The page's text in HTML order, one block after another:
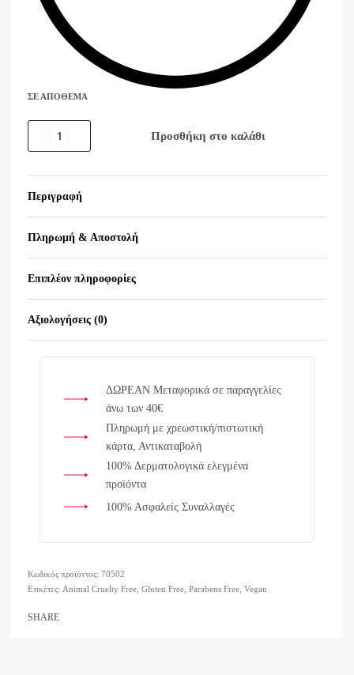
ΣΕ ΑΠΌΘΕΜΑ
Προσθήκη στο καλάθι
Περιγραφή
Πληρωμή & Αποστολή
Επιπλέον πληροφορίες
Αξιολογήσεις (0)
ΔΩΡΕΑΝ Μεταφορικά σε παραγγελίες
άνω των 40€
Πληρωμή με χρεωστική/πιστωτική
κάρτα, Αντικαταβολή
100% Δερματολογικά ελεγμένα
προϊόντα
100% Ασφαλείς Συναλλαγές
70502
Ετικέτες: Animal Cruelty Free, Gluten Free, Parabens Free, Vegan
SHARE